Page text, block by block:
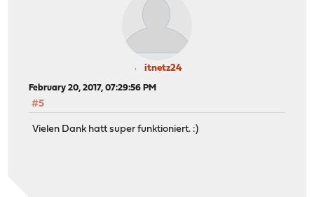
itnetz24
February 20, 2017, 07:29:56 PM
#5
Vielen Dank hatt super funktioniert. :)